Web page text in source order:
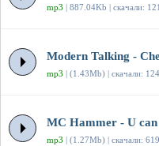
mp3 | 887.04Kb | скачали:
Modern Talking -
mp3 | (1.43Mb) | скачали:
MC Hammer - U
mp3 | (1.27Mb) | скачали: 619